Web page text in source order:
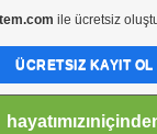
ile ücretsiz
ÜCRETSIZ KAYIT OL